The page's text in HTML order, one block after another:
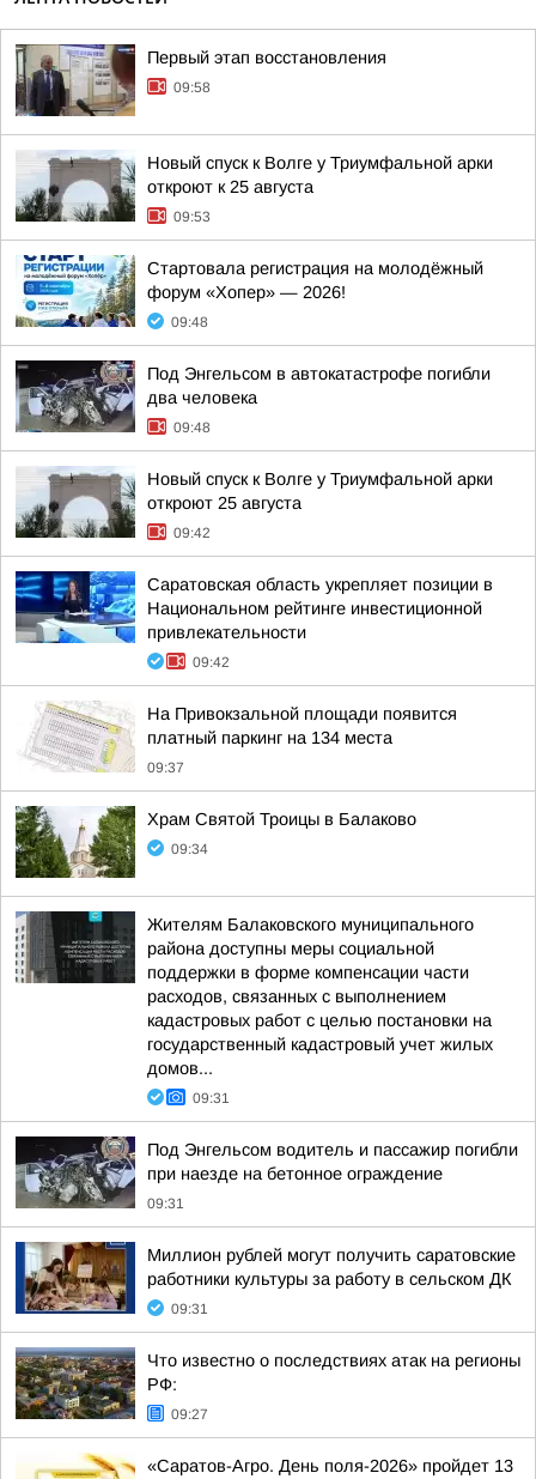
Первый этап восстановления
09:58
Новый спуск к Волге у Триумфальной арки
откроют к 25 августа
09:53
Стартовала регистрация на молодёжный
форум «Хопер» — 2026!
09:48
Под Энгельсом в автокатастрофе погибли
два человека
09:48
Новый спуск к Волге у Триумфальной арки
откроют 25 августа
09:42
Саратовская область укрепляет позиции в
Национальном рейтинге инвестиционной
привлекательности
09:42
На Привокзальной площади появится
платный паркинг на 134 места
09:37
Храм Святой Троицы в Балаково
09:34
Жителям Балаковского муниципального
района доступны меры социальной
поддержки в форме компенсации части
расходов, связанных с выполнением
кадастровых работ с целью постановки на
государственный кадастровый учет жилых
домов...
09:31
Под Энгельсом водитель и пассажир погибли
при наезде на бетонное ограждение
09:31
Миллион рублей могут получить саратовские
работники культуры за работу в сельском ДК
09:31
Что известно о последствиях атак на регионы
РФ:
09:27
«Саратов-Агро. День поля-2026» пройдет 13